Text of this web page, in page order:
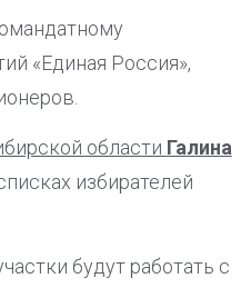
«Единая Россия»,
области Галина
избирателей
будут работать с